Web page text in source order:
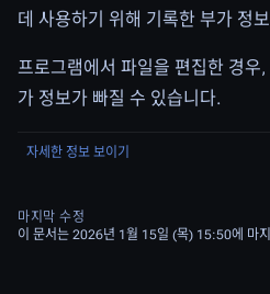
데 사용하기 위해 기록한 부가 정
프로그램에서 파일을 편집한 경우
가 정보가 빠질 수 있습니다.
자세한 정보 보이기
마지막 수정
이 문서는 2026년 1월 15일 (목) 15:50에 마